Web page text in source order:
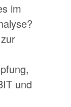
im
und